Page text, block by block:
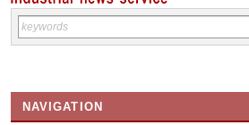
NAVIGATION